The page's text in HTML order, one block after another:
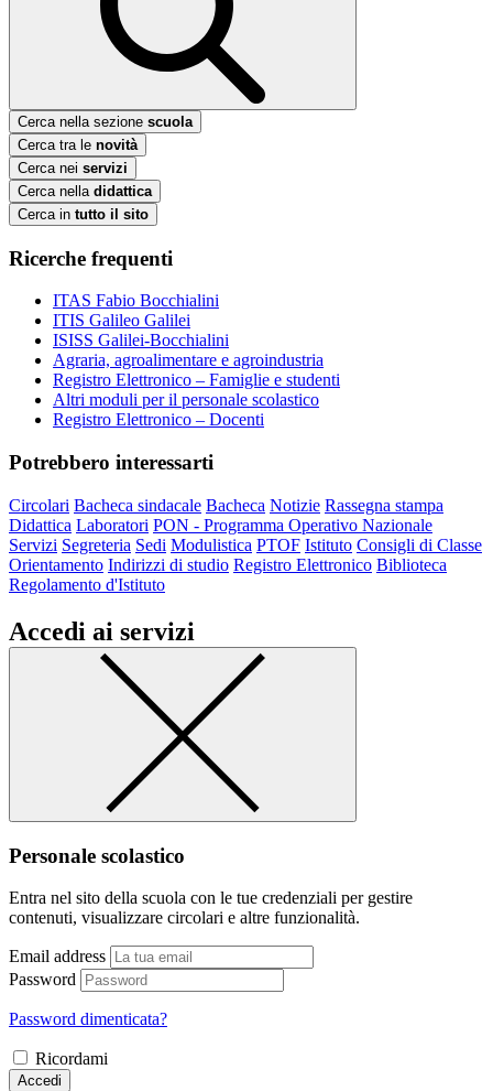
Cerca nella sezione scuola
Cerca tra le novità
Cerca nei servizi
Cerca nella didattica
Cerca in tutto il sito
Ricerche frequenti
ITAS Fabio Bocchialini
ITIS Galileo Galilei
ISISS Galilei-Bocchialini
Agraria, agroalimentare e agroindustria
Registro Elettronico – Famiglie e studenti
Altri moduli per il personale scolastico
Registro Elettronico – Docenti
Potrebbero interessarti
Circolari Bacheca sindacale Bacheca Notizie Rassegna stampa
Didattica Laboratori PON - Programma Operativo Nazionale
Servizi Segreteria Sedi Modulistica PTOF Istituto Consigli di Classe
Orientamento Indirizzi di studio Registro Elettronico Biblioteca
Regolamento d'Istituto
Accedi ai servizi
Personale scolastico
Entra nel sito della scuola con le tue credenziali per gestire
contenuti, visualizzare circolari e altre funzionalità.
Email address
Password
Password dimenticata?
Ricordami
Accedi